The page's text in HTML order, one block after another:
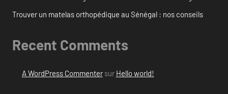
Trouver un matelas orthopédique au Sénégal : nos conseils
Recent Comments
A WordPress Commentersur Hello world!